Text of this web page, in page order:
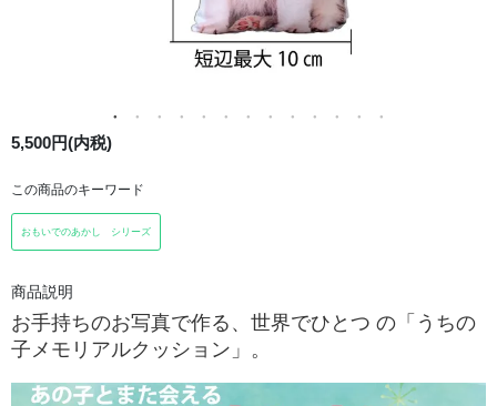
5,500円(内税)
この商品のキーワード
おもいでのあかし シリーズ
商品説明
お手持ちのお写真で作る、世界でひとつ の「うちの
子メモリアルクッション」。